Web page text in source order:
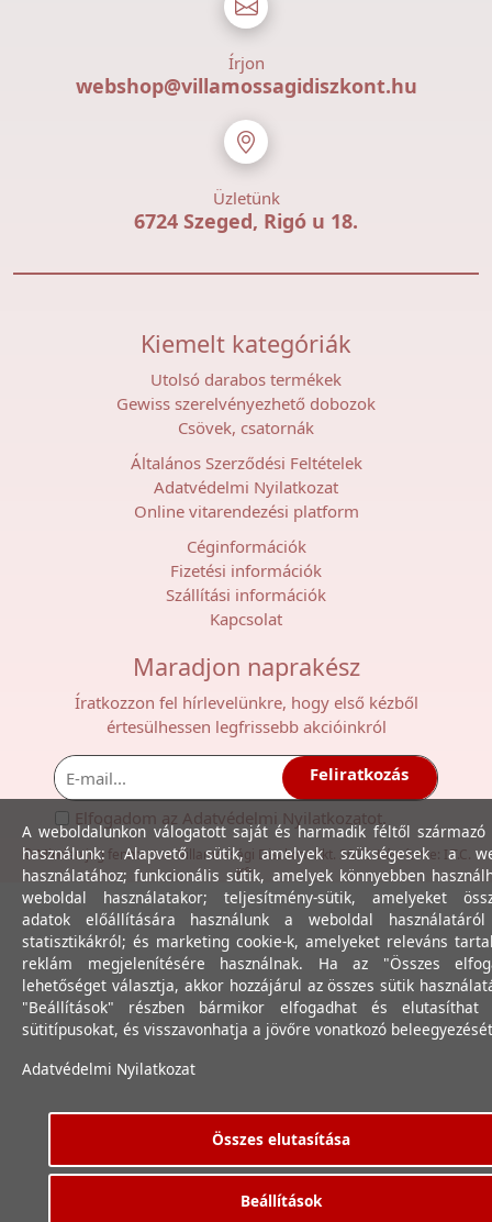
Írjon
webshop@villamossagidiszkont.hu
Üzletünk
6724 Szeged, Rigó u 18.
Kiemelt kategóriák
Utolsó darabos termékek
Gewiss szerelvényezhető dobozok
Csövek, csatornák
Általános Szerződési Feltételek
Adatvédelmi Nyilatkozat
Online vitarendezési platform
Céginformációk
Fizetési információk
Szállítási információk
Kapcsolat
Maradjon naprakész
Íratkozzon fel hírlevelünkre, hogy első kézből
értesülhessen legfrissebb akcióinkról
Feliratkozás
Elfogadom az Adatvédelmi Nyilatkozatot.
© Minden jog fenntartva. Villamossági Diszkont Kkt. 2012. Készítette: I.T.C.
Kft.
A weboldalunkon válogatott saját és harmadik féltől származó
használunk: Alapvető sütik, amelyek szükségesek a
használatához; funkcionális sütik, amelyek könnyebben
weboldal használatakor; teljesítmény-sütik, amelyeket
adatok előállítására használunk a weboldal
statisztikákról; és marketing cookie-k, amelyeket releváns
reklám megjelenítésére használnak. Ha az "Összes
lehetőséget választja, akkor hozzájárul az összes sütik
"Beállítások" részben bármikor elfogadhat és elutasíthat
sütitípusokat, és visszavonhatja a jövőre vonatkozó
Adatvédelmi Nyilatkozat
Összes elutasítása
Beállítások